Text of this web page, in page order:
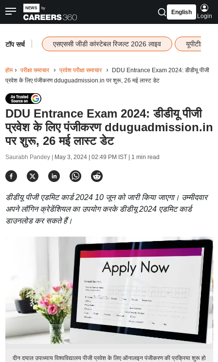
English
Login
टॉप सर्च एसएससी जीडी कांस्टेबल रिजल्ट 2026 लाइव यूपीटीईटी
होम परीक्षा समाचार प्रवेश परीक्षा समाचार
DDU Entrance Exam 2024: डीडीयू पीजी
प्रवेश के लिए पंजीकरण dduguadmission.in पर शुरू, 26 मई लास्ट डेट
DDU Entrance Exam 2024: डीडीयू पीजी
प्रवेश के लिए पंजीकरण dduguadmission.in
पर शुरू, 26 मई लास्ट डेट
Saurabh Pandey | May 3, 2024 | 02:49 PM IST| 1 min read
डीडीयू पीजी एडमिट कार्ड 2024 10 जून को जारी किया जाएगा। उम्मीदवार
अपने लॉगिन क्रेडेंशियल का उपयोग करके डीडीयू 2024 एडमिट कार्ड
डाउनलोड कर सकते हैं।
दीन दयाल उपाध्याय विश्वविद्यालय पीजी प्रवेश के लिए ऑनालइन पंजीकरण की प्रक्रिया शुरू हो